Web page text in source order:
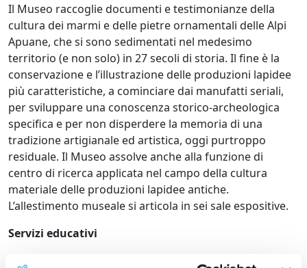
Il Museo raccoglie documenti e testimonianze della
cultura dei marmi e delle pietre ornamentali delle Alpi
Apuane, che si sono sedimentati nel medesimo
territorio (e non solo) in 27 secoli di storia. Il fine è la
conservazione e l’illustrazione delle produzioni lapidee
più caratteristiche, a cominciare dai manufatti seriali,
per sviluppare una conoscenza storico-archeologica
specifica e per non disperdere la memoria di una
tradizione artigianale ed artistica, oggi purtroppo
residuale. Il Museo assolve anche alla funzione di
centro di ricerca applicata nel campo della cultura
materiale delle produzioni lapidee antiche.
L’allestimento museale si articola in sei sale espositive.
Servizi educativi